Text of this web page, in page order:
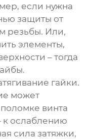
если нужна
защиты от
резьбы. Или,
элементы,
– тогда
гайки.
может
винта
к ослаблению
сила затяжки,